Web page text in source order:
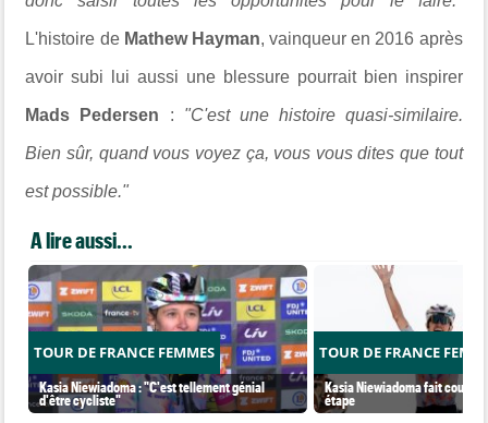
L'histoire de Mathew Hayman, vainqueur en 2016 après
avoir subi lui aussi une blessure pourrait bien inspirer
Mads Pedersen : "C'est une histoire quasi-similaire.
Bien sûr, quand vous voyez ça, vous vous dites que tout
est possible."
A lire aussi...
TOUR DE FRANCE FEMMES
Kasia Niewiadoma : "C'est tellement génial
d'être cycliste"
TOUR DE FRANCE
Kasia Niewiadoma fait coup
étape